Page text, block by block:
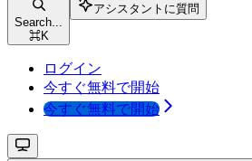
Search...
⌘K
アシスタントに質問
ログイン
今すぐ無料で開始
今すぐ無料で開始